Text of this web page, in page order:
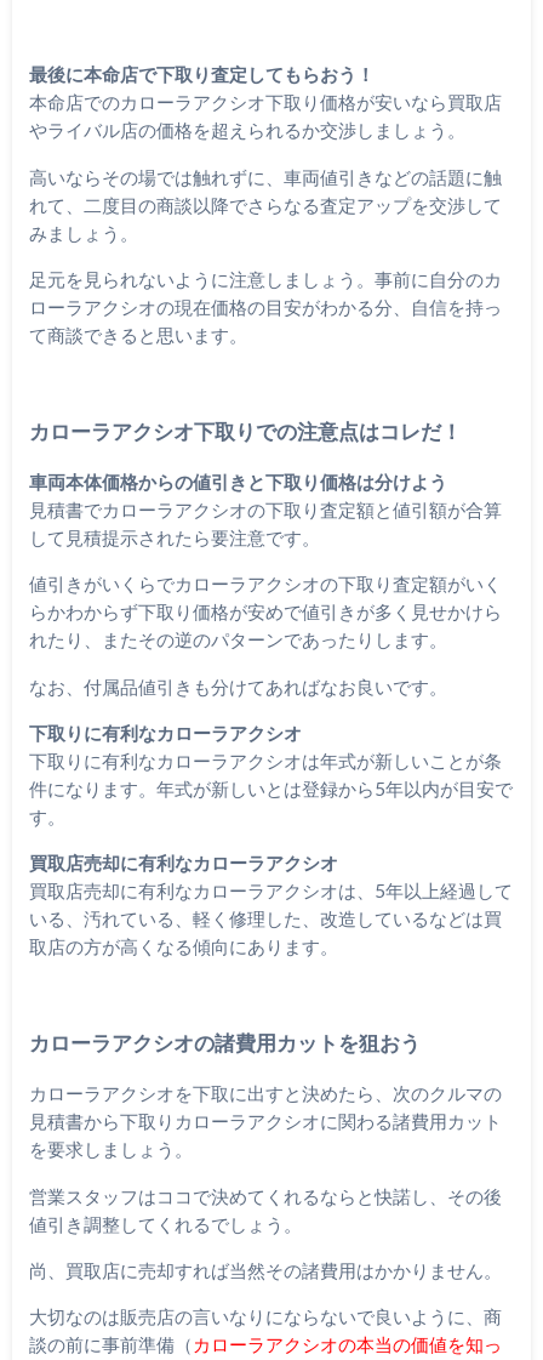
最後に本命店で下取り査定してもらおう！
本命店でのカローラアクシオ下取り価格が安いなら買取店
やライバル店の価格を超えられるか交渉しましょう。
高いならその場では触れずに、車両値引きなどの話題に触
れて、二度目の商談以降でさらなる査定アップを交渉して
みましょう。
足元を見られないように注意しましょう。事前に自分のカ
ローラアクシオの現在価格の目安がわかる分、自信を持っ
て商談できると思います。
カローラアクシオ下取りでの注意点はコレだ！
車両本体価格からの値引きと下取り価格は分けよう
見積書でカローラアクシオの下取り査定額と値引額が合算
して見積提示されたら要注意です。
値引きがいくらでカローラアクシオの下取り査定額がいく
らかわからず下取り価格が安めで値引きが多く見せかけら
れたり、またその逆のパターンであったりします。
なお、付属品値引きも分けてあればなお良いです。
下取りに有利なカローラアクシオ
下取りに有利なカローラアクシオは年式が新しいことが条
件になります。年式が新しいとは登録から5年以内が目安で
す。
買取店売却に有利なカローラアクシオ
買取店売却に有利なカローラアクシオは、5年以上経過して
いる、汚れている、軽く修理した、改造しているなどは買
取店の方が高くなる傾向にあります。
カローラアクシオの諸費用カットを狙おう
カローラアクシオを下取に出すと決めたら、次のクルマの
見積書から下取りカローラアクシオに関わる諸費用カット
を要求しましょう。
営業スタッフはココで決めてくれるならと快諾し、その後
値引き調整してくれるでしょう。
尚、買取店に売却すれば当然その諸費用はかかりません。
大切なのは販売店の言いなりにならないで良いように、商
談の前に事前準備（ カローラアクシオの本当の価値を知っ